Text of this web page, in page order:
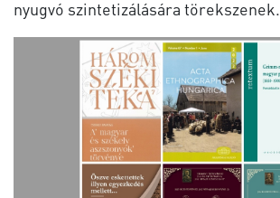
nyugvó szintetizálására törekszenek.